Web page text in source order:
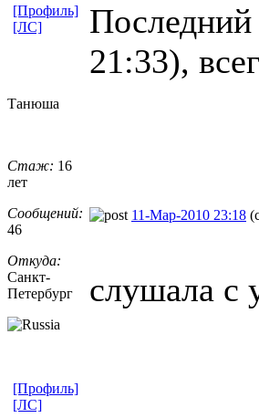
Последний
21:33),
[Профиль]
[ЛС]
Танюша
Стаж: 16
лет
Сообщений:
46
Откуда:
Санкт-
Петерб​ург
11-Мар-2010 23:18
слушала с
[Профиль]
[ЛС]